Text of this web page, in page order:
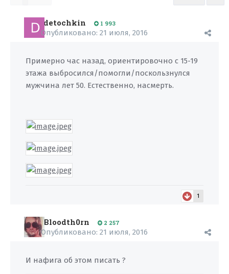
detochkin 1 993
Опубликовано: 21 июля, 2016
Примерно час назад, ориентировочно с 15-19
этажа выбросился/помогли/поскользнулся
мужчина лет 50. Естественно, насмерть.
1
Bloodth0rn 2 257
Опубликовано: 21 июля, 2016
И нафига об этом писать ?